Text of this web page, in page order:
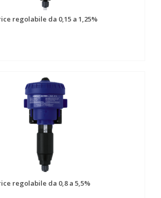
regolabile da 0,15 a 1,25%
regolabile da 0,8 a 5,5%